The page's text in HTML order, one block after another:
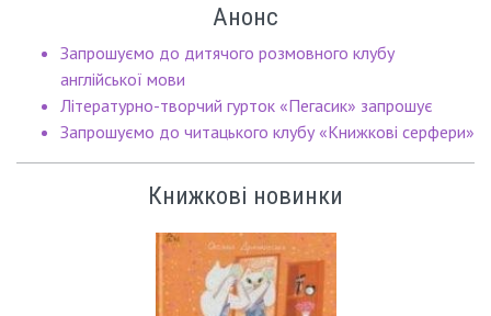
Анонс
Запрошуємо до дитячого розмовного клубу
англійської мови
Літературно-творчий гурток «Пегасик» запрошує
Запрошуємо до читацького клубу «Книжкові серфери»
Книжкові новинки